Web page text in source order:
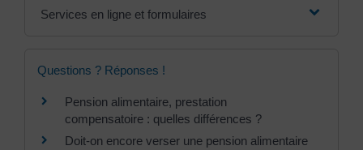
Services en ligne et formulaires
Questions ? Réponses !
Pension alimentaire, prestation
compensatoire : quelles différences ?
Doit-on encore verser une pension alimentaire